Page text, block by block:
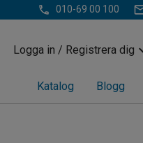
010-69 00 100
Logga in / Registrera dig
Katalog Blogg